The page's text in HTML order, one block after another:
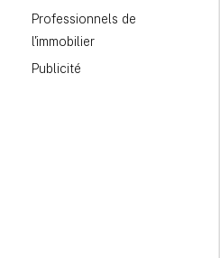
Professionnels de
l'immobilier
Publicité